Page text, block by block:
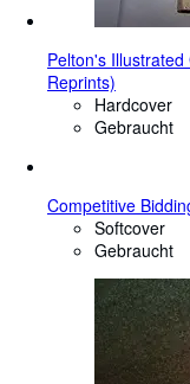
Pelton's
Reprints)
Hardcover
Gebraucht
Competitive
Softcover
Gebraucht